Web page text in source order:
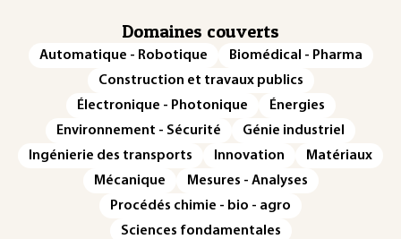
Domaines couverts
Automatique - Robotique
Biomédical - Pharma
Construction et travaux publics
Électronique - Photonique
Énergies
Environnement - Sécurité
Génie industriel
Ingénierie des transports
Innovation
Matériaux
Mécanique
Mesures - Analyses
Procédés chimie - bio - agro
Sciences fondamentales